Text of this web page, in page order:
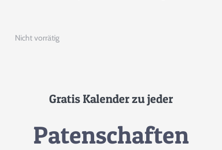
Nicht vorrätig
Gratis Kalender zu jeder
Patenschaften